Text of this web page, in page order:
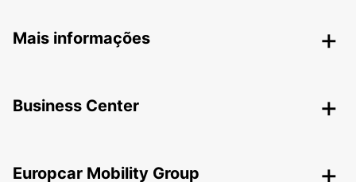
Mais informações
Business Center
Europcar Mobility Group